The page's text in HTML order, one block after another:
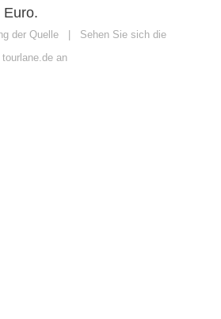
Euro.
der Quelle | Sehen Sie sich die
an